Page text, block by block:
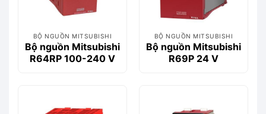
BỘ NGUỒN MITSUBISHI
Bộ nguồn Mitsubishi
R64RP 100-240 V
BỘ NGUỒN MITSUBISHI
Bộ nguồn Mitsubishi
R69P 24 V